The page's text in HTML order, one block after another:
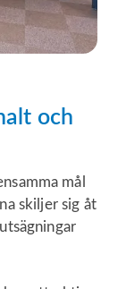
och
mål
skiljer sig åt